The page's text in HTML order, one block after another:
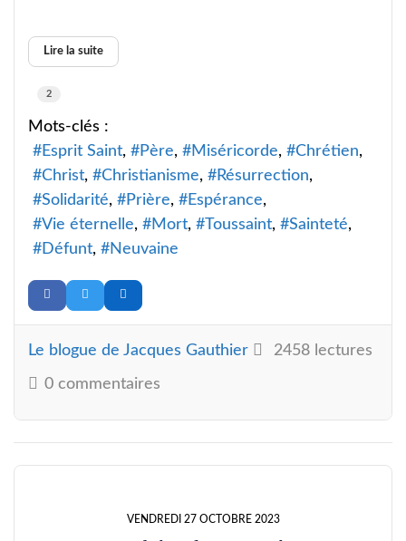
Lire la suite
2
Mots-clés :
Esprit Saint
Père Miséricorde
Chrétien
Christ
Christianisme
Résurrection
Solidarité
Prière
Espérance
Vie éternelle
Mort Toussaint
Sainteté
Défunt
Neuvaine
Le blogue de Jacques Gauthier 2458 lectures
0 commentaires
VENDREDI 27 OCTOBRE 2023